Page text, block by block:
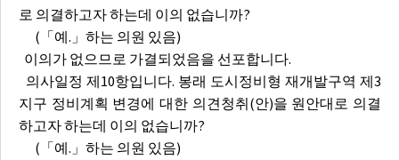
로 의결하고자 하는데 이의 없습니까?
(「예.」하는 의원 있음)
이의가 없으므로 가결되었음을 선포합니다.
의사일정 제10항입니다. 봉래 도시정비형 재개발구역 제3
지구 정비계획 변경에 대한 의견청취(안)을 원안대로 의결
하고자 하는데 이의 없습니까?
(「예.」하는 의원 있음)